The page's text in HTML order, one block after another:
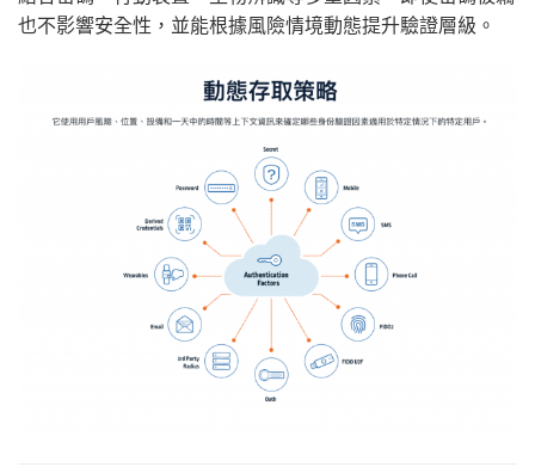
也不影響安全性，並能根據風險情境動態提升驗證層級。